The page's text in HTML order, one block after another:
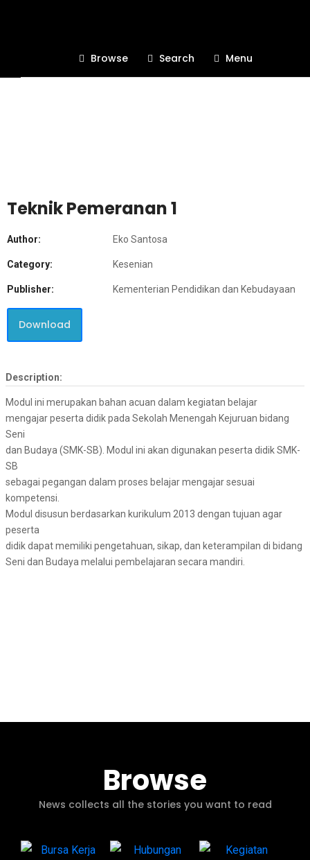
Browse Search Menu
Teknik Pemeranan 1
Author: Eko Santosa
Category: Kesenian
Publisher: Kementerian Pendidikan dan Kebudayaan
Download
Description:
Modul ini merupakan bahan acuan dalam kegiatan belajar
mengajar peserta didik pada Sekolah Menengah Kejuruan bidang
Seni
dan Budaya (SMK-SB). Modul ini akan digunakan peserta didik SMK-
SB
sebagai pegangan dalam proses belajar mengajar sesuai
kompetensi.
Modul disusun berdasarkan kurikulum 2013 dengan tujuan agar
peserta
didik dapat memiliki pengetahuan, sikap, dan keterampilan di bidang
Seni dan Budaya melalui pembelajaran secara mandiri.
Browse
News collects all the stories you want to read